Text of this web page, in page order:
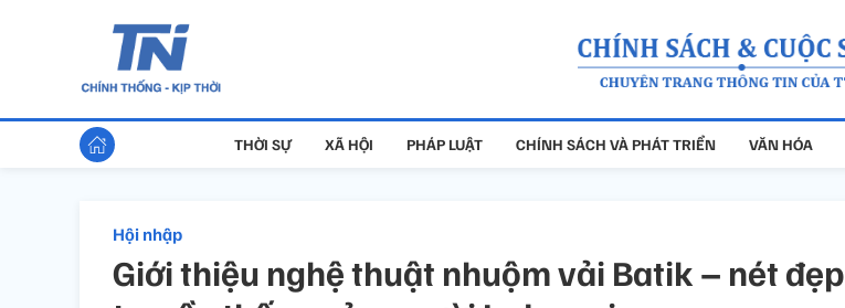
THỜI SỰ XÃ HỘI PHÁP LUẬT CHÍNH SÁCH VÀ PHÁT TRIỂN VĂN HÓA
Hội nhập
Giới thiệu nghệ thuật nhuộm vải Batik – nét đẹp